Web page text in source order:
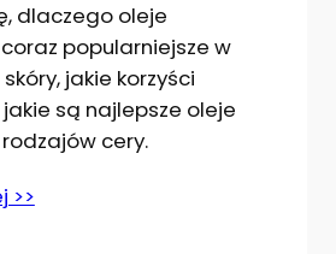
dlaczego oleje
popularniejsze w
jakie korzyści
są najlepsze oleje
cery.
>>